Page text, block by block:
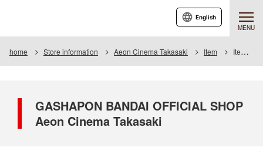
MENU
English
home Store information Aeon Cinema Takasaki Item Item List
GASHAPON BANDAI OFFICIAL SHOP
Aeon Cinema Takasaki